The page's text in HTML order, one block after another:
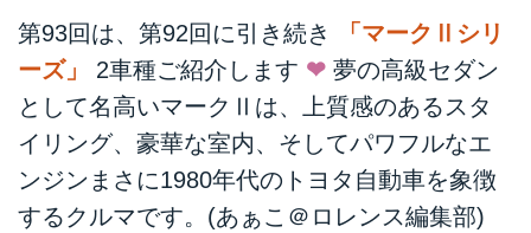
第93回は、第92回に引き続き
「マークⅡシリ
ーズ」
2車種ご紹介します ❤︎ 夢の高級セダン
として名高いマークⅡは、上質感のあるスタ
イリング、豪華な室内、そしてパワフルなエ
ンジンまさに1980年代のトヨタ自動車を象徴
するクルマです。(あぁこ＠ロレンス編集部)